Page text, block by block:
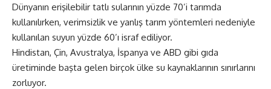
Dünyanın erişilebilir tatlı sularının yüzde 70’i tarımda
kullanılırken, verimsizlik ve yanlış tarım yöntemleri nedeniyle
kullanılan suyun yüzde 60’ı israf ediliyor.
Hindistan, Çin, Avustralya, İspanya ve ABD gibi gıda
üretiminde başta gelen birçok ülke su kaynaklarının sınırlarını
zorluyor.